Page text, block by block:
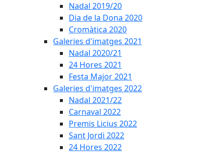
Nadal 2019/20
Dia de la Dona 2020
Cromàtica 2020
Galeries d'imatges 2021
Nadal 2020/21
24 Hores 2021
Festa Major 2021
Galeries d'imatges 2022
Nadal 2021/22
Carnaval 2022
Premis Licius 2022
Sant Jordi 2022
24 Hores 2022